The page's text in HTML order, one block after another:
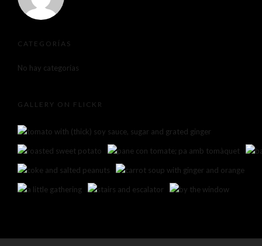
CATEGORÍAS
No hay categorías
GALLERY ON FLICKR